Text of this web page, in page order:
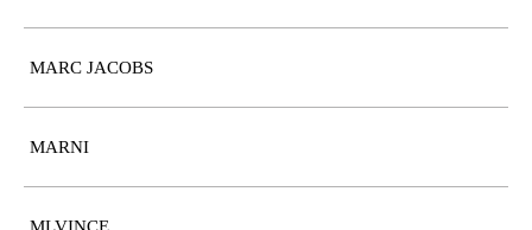
MARC JACOBS
MARNI
MLVINCE